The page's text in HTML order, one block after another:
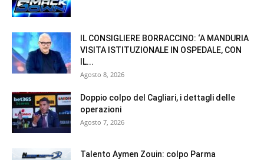
IL CONSIGLIERE BORRACCINO: ‘A MANDURIA
VISITA ISTITUZIONALE IN OSPEDALE, CON
IL...
Agosto 8, 2026
Doppio colpo del Cagliari, i dettagli delle
operazioni
Agosto 7, 2026
Talento Aymen Zouin: colpo Parma